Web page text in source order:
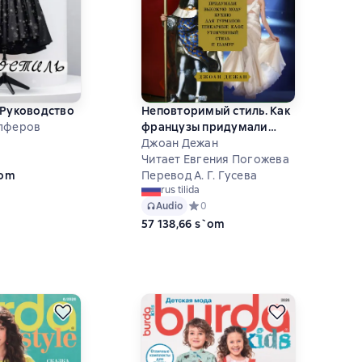
рейтинг 0 на основе 0 оценок
Неповторимый стиль. Как
французы придумали
высокую моду
Джоан Дежан
Читает Евгения Погожева
Перевод А. Г. Гусева
rus tilida
Audio Средний рейтинг 0 на основе 0
0
57 138,66 s`om